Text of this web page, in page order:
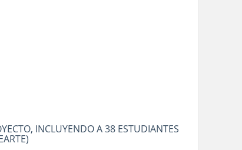
INCLUYENDO A 38 ESTUDIANTES